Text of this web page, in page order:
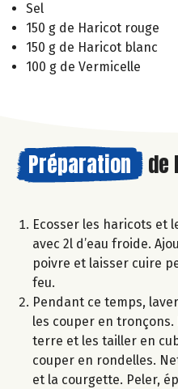
Sel
150 g de Haricot rouge
150 g de Haricot blanc
100 g de Vermicelle
Préparation de
Ecosser les haricots et
avec 2l d’eau froide.
poivre et laisser cuire
feu.
Pendant ce temps,
les couper en
terre et les tailler en
couper en rondelles.
et la courgette. Peler,